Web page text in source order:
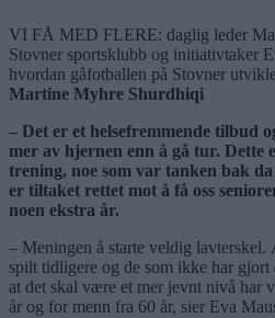
VI FÅ MED FLERE: daglig leder
Stovner sportsklubb og initiativtaker
hvordan gåfotballen på Stovner
Martine Myhre Shurdhiqi
– Det er et helsefremmende tilbud
mer av hjernen enn å gå tur. Dette
trening, noe som var tanken bak
er tiltaket rettet mot å få oss
noen ekstra år.
– Meningen å starte veldig lavterskel.
spilt tidligere og de som ikke har
at det skal være et mer jevnt nivå har
år og for menn fra 60 år, sier Eva